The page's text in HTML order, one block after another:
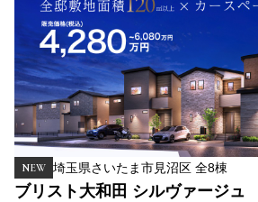
NEW 埼玉県さいたま市見沼区 全8棟
ブリスト大和田 シルヴァージュ